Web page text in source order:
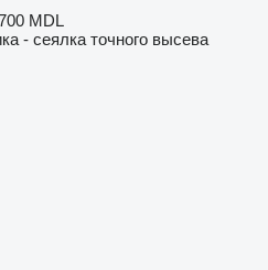
MDL
- сеялка точного высева